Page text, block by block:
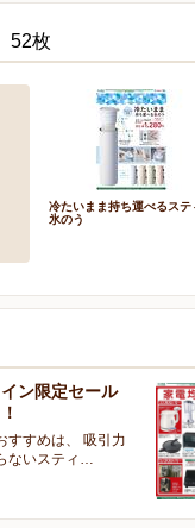
52枚
冷たいまま持ち運べるステ
氷のう
ン限定セール
すすめは、 吸引力
ないスティ…